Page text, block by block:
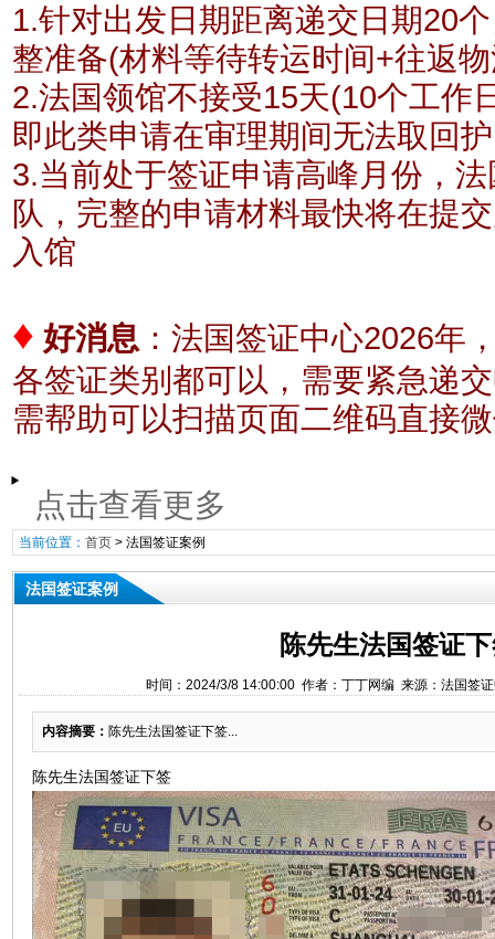
1.针对出发日期距离递交日期20
整准备(材料等待转运时间+往返
2.法国领馆不接受15天(10个工作
即此类申请在审理期间无法取回
3.当前处于签证申请高峰月份，
队，完整的申请材料最快将在提
入馆
♦ 好消息 ： 法国签证中心2026年
各签证类别都可以，需要紧急递
需帮助可以扫描页面二维码直接
点击查看更多
当前位置： 首页> 法国签证案例
法国签证案例
陈先生法国签证
时间：2024/3/8 14:00:00 作者：丁丁网编 来源：法国签
内容摘要： ​陈先生法国签证下签...
陈先生法国签证下签